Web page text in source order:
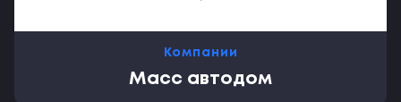
Компании
Масс автодом